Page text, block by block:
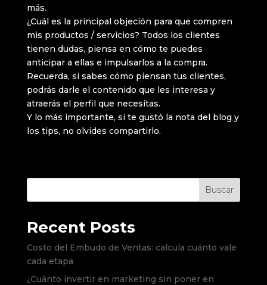
más.
¿Cuál es la principal objeción para que compren
mis productos / servicios? Todos los clientes
tienen dudas, piensa en cómo te puedes
anticipar a ellas e impulsarlos a la compra.
Recuerda, si sabes cómo piensan tus clientes,
podrás darle el contenido que les interesa y
atraerás el perfil que necesitas.
Y lo más importante, si te gustó la nota del blog y
los tips, no olvides compartirlo.
Buscar
Recent Posts
Costo del Embudo de Ventas: calcula cuánto vale
cada etapa
¿Cuánto invertir en marketing sin poner en